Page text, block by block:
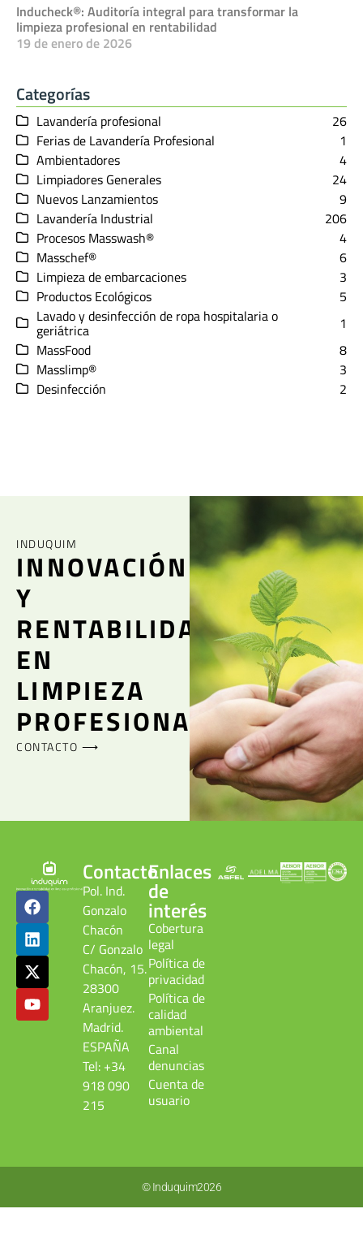
Inducheck®: Auditoría integral para transformar la
limpieza profesional en rentabilidad
19 de enero de 2026
Categorías
Lavandería profesional
26
Ferias de Lavandería Profesional
1
Ambientadores
4
Limpiadores Generales
24
Nuevos Lanzamientos
9
Lavandería Industrial
206
Procesos Masswash®
4
Masschef®
6
Limpieza de embarcaciones
3
Productos Ecológicos
5
Lavado y desinfección de ropa hospitalaria o
geriátrica
1
MassFood
8
Masslimp®
3
Desinfección
2
INDUQUIM
INNOVACIÓN
Y
RENTABILIDAD
EN
LIMPIEZA
PROFESIONAL
CONTACTO ⟶
Contacto
Pol. Ind.
Gonzalo
Chacón
C/ Gonzalo
Chacón, 15.
28300
Aranjuez.
Madrid.
ESPAÑA
Tel: +34
918 090
215
Enlaces
de
interés
Cobertura
legal
Política de
privacidad
Política de
calidad
ambiental
Canal
denuncias
Cuenta de
usuario
© Induquim2026